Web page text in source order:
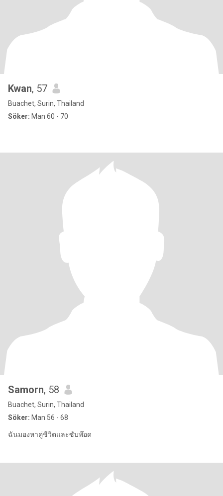
Kwan, 57
Buachet, Surin, Thailand
Söker: Man 60 - 70
Samorn, 58
Buachet, Surin, Thailand
Söker: Man 56 - 68
ฉันมองหาคู่ชีวิตและซับพ๊อด